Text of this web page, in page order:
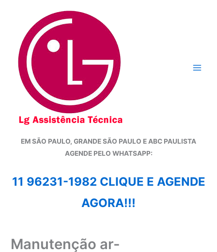
conteúdo
EM SÃO PAULO, GRANDE SÃO PAULO E ABC PAULISTA
AGENDE PELO WHATSAPP:
11 96231-1982 CLIQUE E AGENDE
AGORA!!!
Manutenção ar-